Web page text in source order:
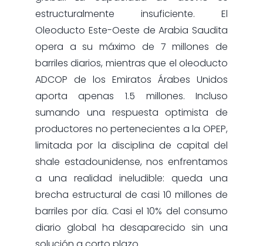
estructuralmente insuficiente. El
Oleoducto Este-Oeste de Arabia Saudita
opera a su máximo de 7 millones de
barriles diarios, mientras que el oleoducto
ADCOP de los Emiratos Árabes Unidos
aporta apenas 1.5 millones. Incluso
sumando una respuesta optimista de
productores no pertenecientes a la OPEP,
limitada por la disciplina de capital del
shale estadounidense, nos enfrentamos
a una realidad ineludible: queda una
brecha estructural de casi 10 millones de
barriles por día. Casi el 10% del consumo
diario global ha desaparecido sin una